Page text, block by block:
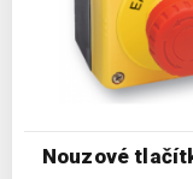
Nouzové